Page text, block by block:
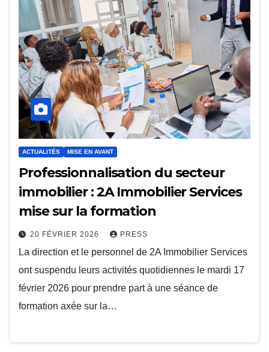
ACTUALITÉS MISE EN AVANT
Professionnalisation du secteur
immobilier : 2A Immobilier Services
mise sur la formation
20 FÉVRIER 2026 PRESS
La direction et le personnel de 2A Immobilier Services
ont suspendu leurs activités quotidiennes le mardi 17
février 2026 pour prendre part à une séance de
formation axée sur la…